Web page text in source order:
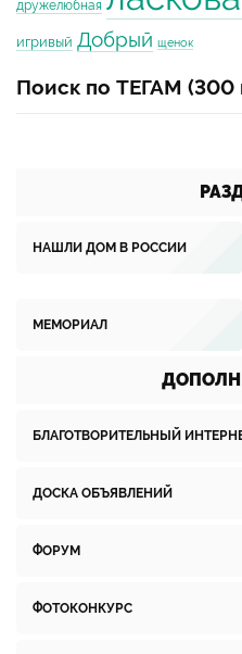
дружелюбная
игривый Добрый щенок
Поиск по ТЕГАМ (300
НАШЛИ ДОМ В РОССИИ
МЕМОРИАЛ
БЛАГОТВОРИТЕЛЬНЫЙ
ДОСКА ОБЪЯВЛЕНИЙ
ФОРУМ
ФОТОКОНКУРС